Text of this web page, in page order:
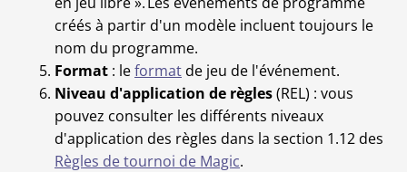
créés à partir d'un modèle incluent toujours le
nom du programme.
Format : leformat de jeu de l'événement.
Niveau d'application de règles(REL) : vous
pouvez consulter les différents niveaux
d'application des règles dans la section 1.12 des
Règles de tournoi de Magic.